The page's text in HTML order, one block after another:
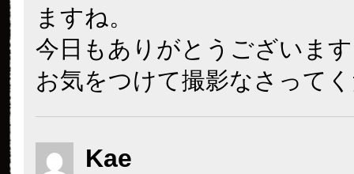
ますね。
今日もありがとうございま
お気をつけて撮影なさって
Kae